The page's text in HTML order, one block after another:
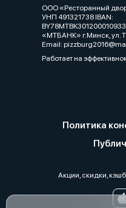
ООО «Ресторанный
УНП 491321738 IBAN:
«МТБАНК» г.Минск, ул.
Email:
Работает на
Политика
Акции, скидки,